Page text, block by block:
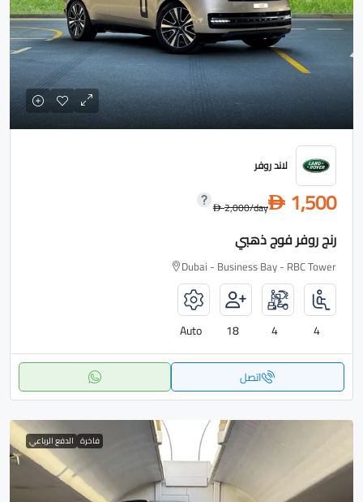
لاند روفر
D 1,500
D2,000/day
رنج روفر فوج ذهبي
Dubai - Business Bay - RBC Tower
4
4
18
Auto
اتصل
فاخرة الدفع الرباعي